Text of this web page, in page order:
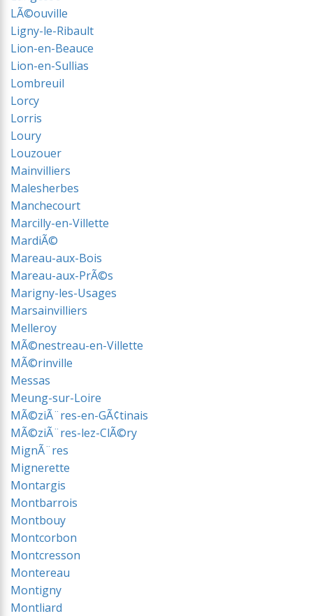
LÃ©ouville
Ligny-le-Ribault
Lion-en-Beauce
Lion-en-Sullias
Lombreuil
Lorcy
Lorris
Loury
Louzouer
Mainvilliers
Malesherbes
Manchecourt
Marcilly-en-Villette
MardiÃ©
Mareau-aux-Bois
Mareau-aux-PrÃ©s
Marigny-les-Usages
Marsainvilliers
Melleroy
MÃ©nestreau-en-Villette
MÃ©rinville
Messas
Meung-sur-Loire
MÃ©ziÃ¨res-en-GÃ¢tinais
MÃ©ziÃ¨res-lez-ClÃ©ry
MignÃ¨res
Mignerette
Montargis
Montbarrois
Montbouy
Montcorbon
Montcresson
Montereau
Montigny
Montliard